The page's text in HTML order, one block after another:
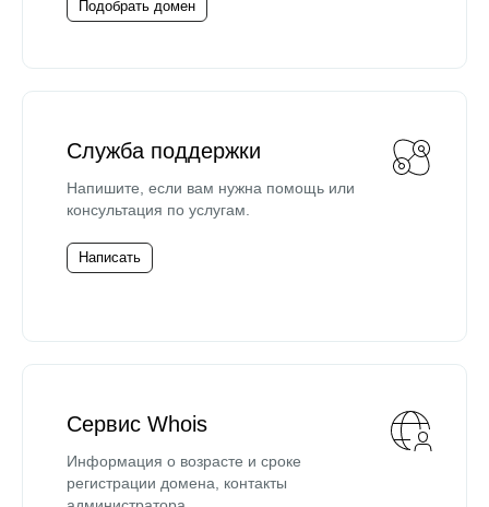
Подобрать домен
Служба поддержки
Напишите, если вам нужна помощь или
консультация по услугам.
Написать
Сервис Whois
Информация о возрасте и сроке
регистрации домена, контакты